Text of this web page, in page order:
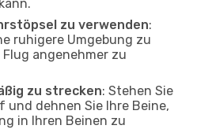
zu verwenden:
ruhigere Umgebung zu
angenehmer zu
zu strecken: Stehen Sie
und dehnen Sie Ihre Beine,
in Ihren Beinen zu